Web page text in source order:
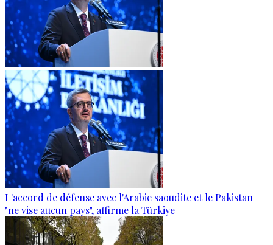
L'accord de défense avec l'Arabie saoudite et le Pakistan
"ne vise aucun pays", affirme la Türkiye